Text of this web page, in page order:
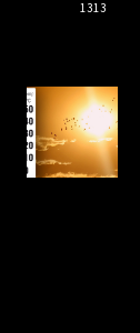
1313